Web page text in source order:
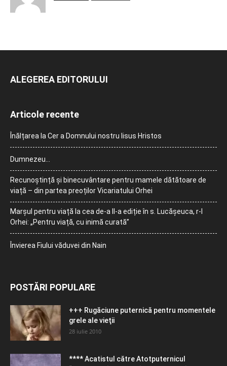
ALEGEREA EDITORULUI
Articole recente
Înălțarea la Cer a Domnului nostru Iisus Hristos
Dumnezeu…
Recunoștință și binecuvântare pentru mamele dătătoare de
viață – din partea preoților Vicariatului Orhei
Marșul pentru viață la cea de-a II-a ediție în s. Lucășeuca, r-l
Orhei: „Pentru viață, cu inimă curată”
Învierea Fiului văduvei din Nain
POSTĂRI POPULARE
+++ Rugăciune puternică pentru momentele
grele ale vieţii
28 iulie 2010
**** Acatistul către Atotputernicul